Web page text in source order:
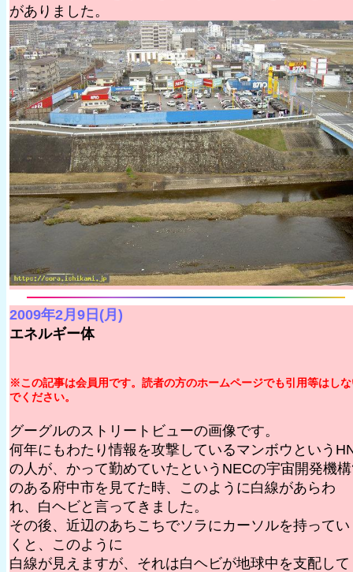
がありました。
2009年2月9日(月)
エネルギー体
※この記事は会員用です。読者の方のホームページでも引用等はし
でください。
グーグルのストリートビューの画像です。
何年にもわたり情報を攻撃しているマンボウという
の人が、かって勤めていたというNECの宇宙開発機
のある府中市を見てた時、このように白線があらわ
れ、白ヘビと言ってきました。
その後、近辺のあちこちでソラにカーソルを持ってい
くと、このように
白線が見えますが、それは白ヘビが地球中を支配して